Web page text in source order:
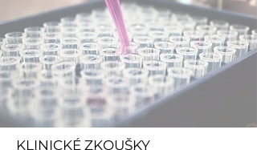
KLINICKÉ ZKOUŠKY